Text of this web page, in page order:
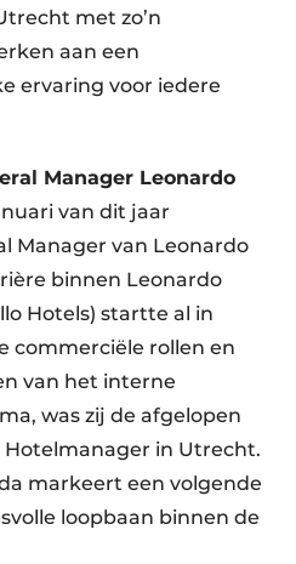
met zo’n
aan een
ervaring voor iedere
Manager Leonardo
van dit jaar
Manager van Leonardo
binnen Leonardo
Hotels) startte al in
commerciële rollen en
van het interne
was zij de afgelopen
Hotelmanager in Utrecht.
markeert een volgende
loopbaan binnen de